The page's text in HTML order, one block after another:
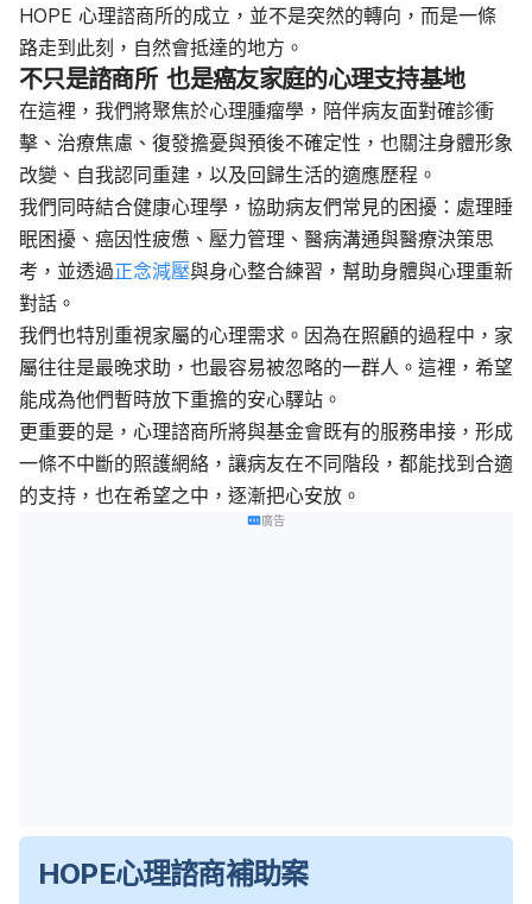
HOPE 心理諮商所的成立，並不是突然的轉向，而是一條
路走到此刻，自然會抵達的地方。
不只是諮商所 也是癌友家庭的心理支持基地
在這裡，我們將聚焦於心理腫瘤學，陪伴病友面對確診衝
擊、治療焦慮、復發擔憂與預後不確定性，也關注身體形象
改變、自我認同重建，以及回歸生活的適應歷程。
我們同時結合健康心理學，協助病友們常見的困擾：處理睡
眠困擾、癌因性疲憊、壓力管理、醫病溝通與醫療決策思
考，並透過正念減壓與身心整合練習，幫助身體與心理重新
對話。
我們也特別重視家屬的心理需求。因為在照顧的過程中，家
屬往往是最晚求助，也最容易被忽略的一群人。這裡，希望
能成為他們暫時放下重擔的安心驛站。
更重要的是，心理諮商所將與基金會既有的服務串接，形成
一條不中斷的照護網絡，讓病友在不同階段，都能找到合適
的支持，也在希望之中，逐漸把心安放。
廣告
HOPE心理諮商補助案